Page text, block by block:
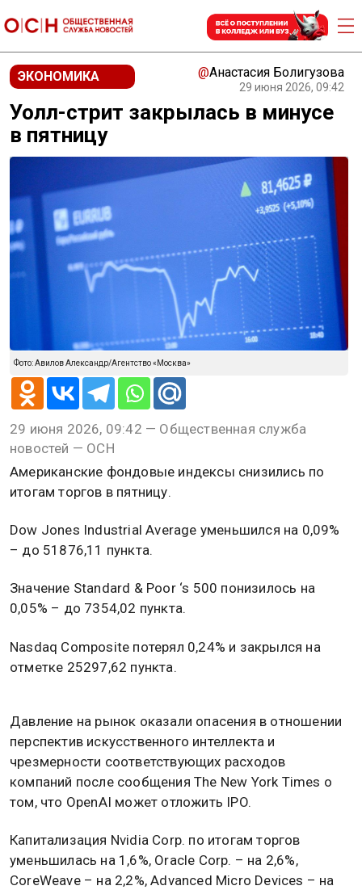
ЭКОНОМИКА @Анастасия Болигузова
29 июня 2026, 09:42
Уолл-стрит закрылась в минусе
в пятницу
Фото: Авилов Александр/Агентство «Москва»
29 июня 2026, 09:42 — Общественная служба
новостей — ОСН
Американские фондовые индексы снизились по
итогам торгов в пятницу.
Dow Jones Industrial Average уменьшился на 0,09%
– до 51876,11 пункта.
Значение Standard & Poor ‘s 500 понизилось на
0,05% – до 7354,02 пункта.
Nasdaq Composite потерял 0,24% и закрылся на
отметке 25297,62 пункта.
Давление на рынок оказали опасения в отношении
перспектив искусственного интеллекта и
чрезмерности соответствующих расходов
компаний после сообщения The New York Times о
том, что OpenAI может отложить IPO.
Капитализация Nvidia Corp. по итогам торгов
уменьшилась на 1,6%, Oracle Corp. – на 2,6%,
CoreWeave – на 2,2%, Advanced Micro Devices – на